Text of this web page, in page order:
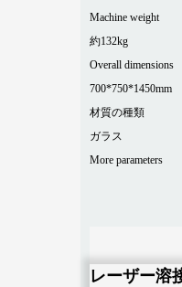
Machine weight
約132kg
Overall dimensions
700*750*1450mm
材質の種類
ガラス
More parameters
レーザー溶